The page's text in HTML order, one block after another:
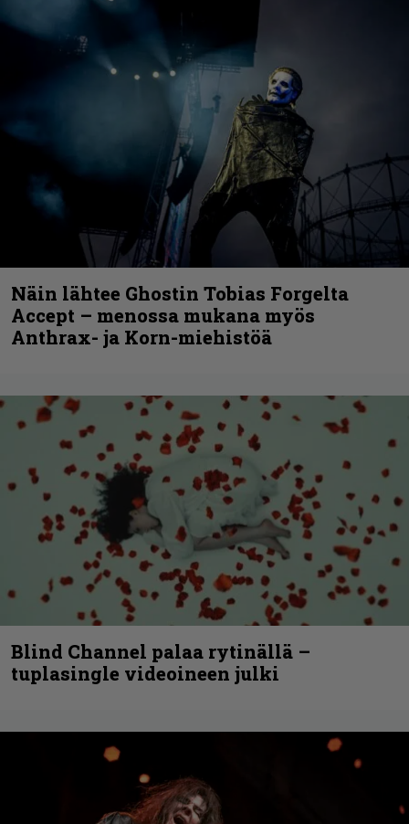
Näin lähtee Ghostin Tobias Forgelta
Accept – menossa mukana myös
Anthrax- ja Korn-miehistöä
Blind Channel palaa rytinällä –
tuplasingle videoineen julki